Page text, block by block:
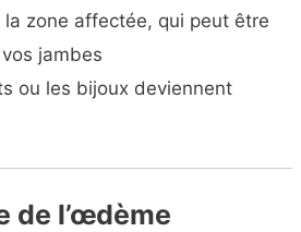
zone affectée, qui peut être
jambes
ou les bijoux deviennent
de l’œdème